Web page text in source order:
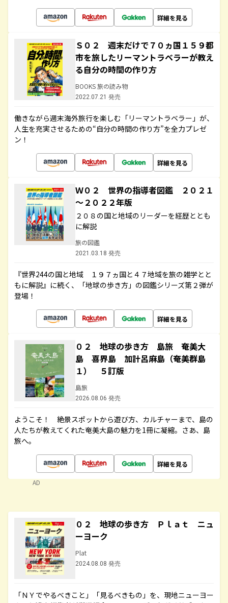
詳細を見る
Ｓ０２ 週末だけで７０ヵ国１５９都
市を旅したリーマントラベラーが教え
る自分の時間の作り方
BOOKS 旅の読み物
2022.07.21 発売
働きながら週末海外旅行を楽しむ「リーマントラベラー」が、
人生を充実させるための“自分の時間の作り方”を全力プレゼ
ン！
詳細を見る
Ｗ０２ 世界の指導者図鑑 ２０２１
～２０２２年版
２０８の国と地域のリーダーを経歴ととも
に解説
旅の図鑑
2021.03.18 発売
『世界244の国と地域 １９７ヵ国と４７地域を旅の雑学とと
もに解説』に続く、「地球の歩き方」の図鑑シリーズ第２弾が
登場！
詳細を見る
０２ 地球の歩き方 島旅 奄美大
島 喜界島 加計呂麻島（奄美群島
１） ５訂版
島旅
2026.08.06 発売
ようこそ！ 絶景スポットから遊び方、カルチャーまで、島の
人たちが教えてくれた奄美大島の魅力を1冊に凝縮。さあ、島
旅へ。
詳細を見る
AD
０２ 地球の歩き方 Ｐｌａｔ ニュ
ーヨーク
Plat
2024.08.08 発売
「ＮＹでやるべきこと」「見るべきもの」を、現地ニューヨー